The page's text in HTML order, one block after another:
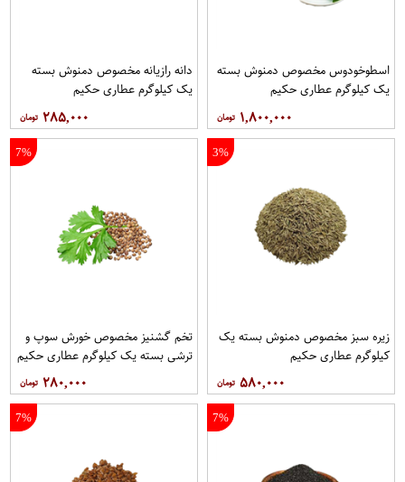
اسطوخودوس مخصوص دمنوش بسته
یک کیلوگرم عطاری حکیم
۱,۸۰۰,۰۰۰
دانه رازیانه مخصوص دمنوش بسته
یک کیلوگرم عطاری حکیم
۲۸۵,۰۰۰
3%
زیره سبز مخصوص دمنوش بسته یک
کیلوگرم عطاری حکیم
۵۸۰,۰۰۰
7%
تخم گشنیز مخصوص خورش سوپ و
ترشی بسته یک کیلوگرم عطاری حکیم
۲۸۰,۰۰۰
7%
7%